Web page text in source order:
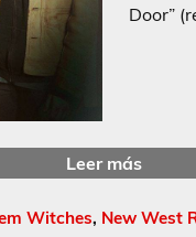
Door”
Leer más
Witches, New West